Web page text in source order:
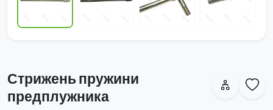
Стрижень пружини
предплужника